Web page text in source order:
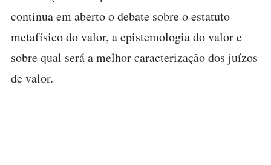
continua em aberto o debate sobre o estatuto
metafísico do valor, a epistemologia do valor e
sobre qual será a melhor caracterização dos juízos
de valor.